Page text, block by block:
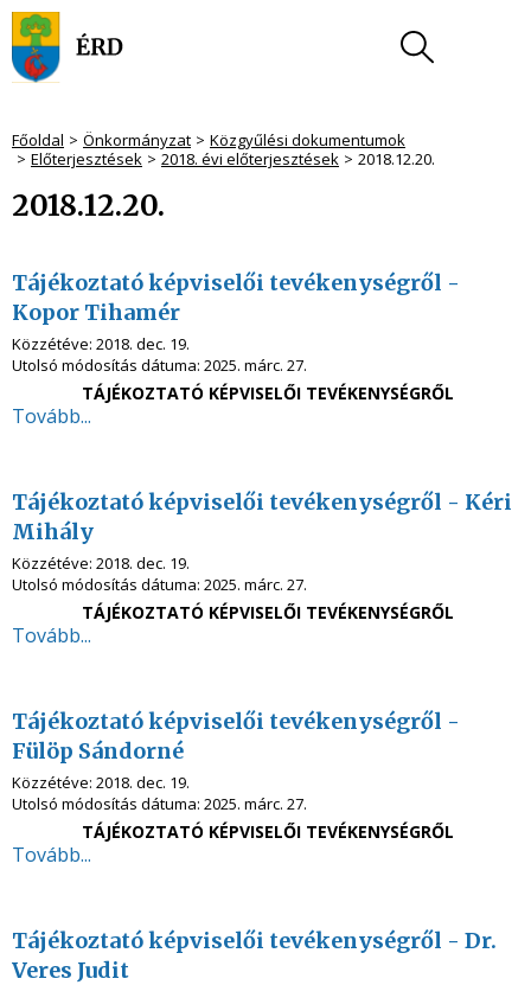
Főoldal Önkormányzat
Közgyűlési dokumentumok
Előterjesztések
2018. évi előterjesztések 2018.12.20.
2018.12.20.
Tájékoztató képviselői tevékenységről -
Kopor Tihamér
Közzétéve: 2018. dec. 19.
Utolsó módosítás dátuma: 2025. márc. 27.
TÁJÉKOZTATÓ KÉPVISELŐI TEVÉKENYSÉGRŐL
Tovább...
Tájékoztató képviselői tevékenységről - Kéri
Mihály
Közzétéve: 2018. dec. 19.
Utolsó módosítás dátuma: 2025. márc. 27.
TÁJÉKOZTATÓ KÉPVISELŐI TEVÉKENYSÉGRŐL
Tovább...
Tájékoztató képviselői tevékenységről -
Fülöp Sándorné
Közzétéve: 2018. dec. 19.
Utolsó módosítás dátuma: 2025. márc. 27.
TÁJÉKOZTATÓ KÉPVISELŐI TEVÉKENYSÉGRŐL
Tovább...
Tájékoztató képviselői tevékenységről - Dr.
Veres Judit